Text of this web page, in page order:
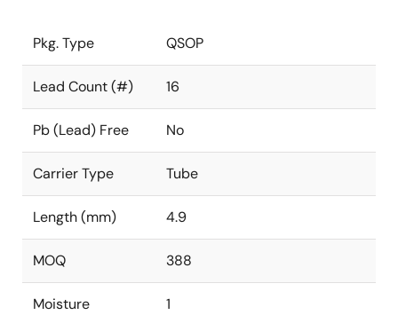
Pkg. Type QSOP
Lead Count (#) 16
Pb (Lead) Free No
Carrier Type Tube
Length (mm) 4.9
MOQ 388
Moisture
1